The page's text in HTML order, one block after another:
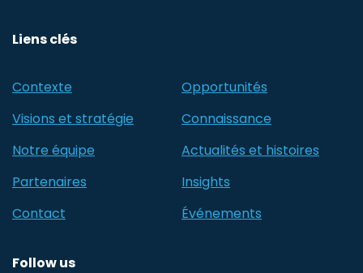
Liens clés
Contexte
Visions et stratégie
Notre équipe
Partenaires
Contact
Opportunités
Connaissance
Actualités et histoires
Insights
Événements
Follow us